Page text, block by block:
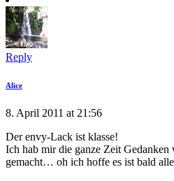
Reply
Alice
8. April 2011 at 21:56
Der envy-Lack ist klasse!
Ich hab mir die ganze Zeit Gedanken
gemacht… oh ich hoffe es ist bald